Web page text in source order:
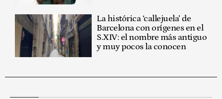
La histórica ‘callejuela’ de
Barcelona con orígenes en el
S.XIV: el nombre más antiguo
y muy pocos la conocen